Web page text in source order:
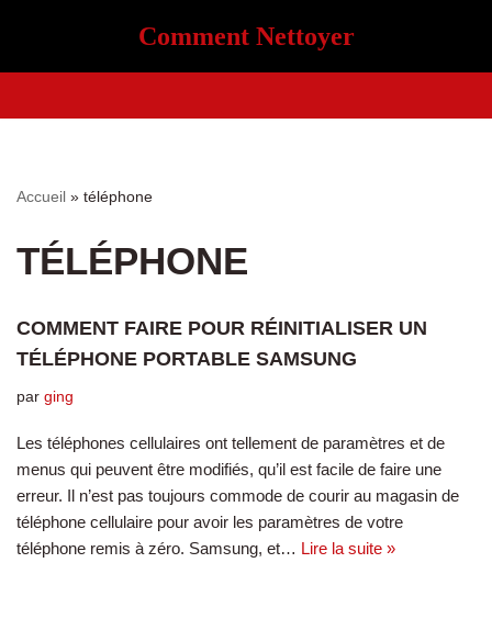
Comment Nettoyer
Accueil » téléphone
TÉLÉPHONE
COMMENT FAIRE POUR RÉINITIALISER UN
TÉLÉPHONE PORTABLE SAMSUNG
par ging
Les téléphones cellulaires ont tellement de paramètres et de
menus qui peuvent être modifiés, qu’il est facile de faire une
erreur. Il n’est pas toujours commode de courir au magasin de
téléphone cellulaire pour avoir les paramètres de votre
téléphone remis à zéro. Samsung, et… Lire la suite »